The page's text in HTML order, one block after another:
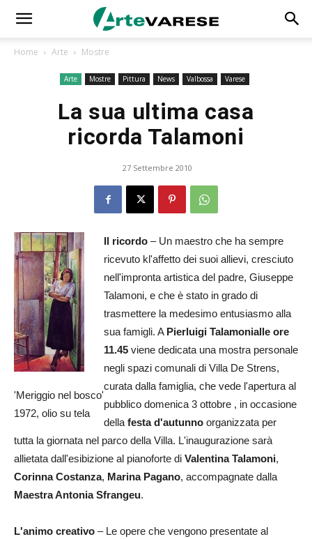
Home Arte Mostre
Arte Mostre Pittura News Valbossa Varese
La sua ultima casa
ricorda Talamoni
27 Settembre 2010
'Meriggio nel bosco'
1972, olio su tela
Il ricordo – Un maestro che ha sempre
ricevuto kl'affetto dei suoi allievi, cresciuto
nell'impronta artistica del padre, Giuseppe
Talamoni, e che è stato in grado di
trasmettere la medesimo entusiasmo alla
sua famigli. A Pierluigi Talamonialle ore
11.45 viene dedicata una mostra personale
negli spazi comunali di Villa De Strens,
curata dalla famiglia, che vede l'apertura al
pubblico domenica 3 ottobre , in occasione
della festa d'autunno organizzata per
tutta la giornata nel parco della Villa. L'inaugurazione sarà
allietata dall'esibizione al pianoforte di Valentina Talamoni,
Corinna Costanza, Marina Pagano, accompagnate dalla
Maestra Antonia Sfrangeu.
L'animo creativo – Le opere che vengono presentate al